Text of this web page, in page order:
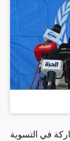
في التسوية